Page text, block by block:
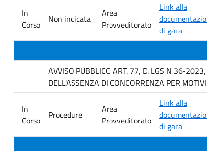
In
Corso
Non indicata
Area
Provveditorato
Link alla
documentazione
di gara
AVVISO PUBBLICO ART. 77, D. LGS N 36-2023,
DELL'ASSENZA DI CONCORRENZA PER MOTIVI
In
Corso
Procedure
Area
Provveditorato
Link alla
documentazione
di gara